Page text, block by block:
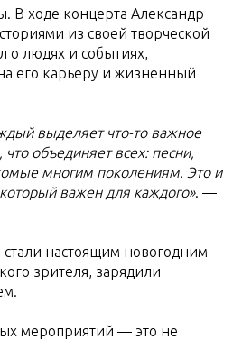
В ходе концерта Александр
из своей творческой
о людях и событиях,
его карьеру и жизненный
выделяет что-то важное
что объединяет всех: песни,
многим поколениям. Это и
важен для каждого». —
стали настоящим новогодним
зрителя, зарядили
мероприятий — это не